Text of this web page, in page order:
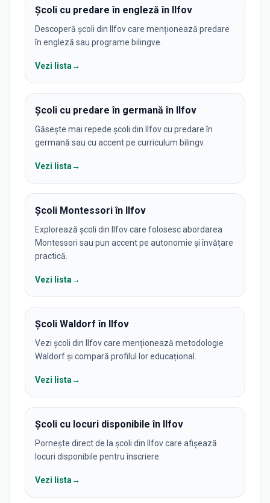
Școli cu predare în engleză în Ilfov
Descoperă școli din Ilfov care menționează predare
în engleză sau programe bilingve.
Vezi lista→
Școli cu predare în germană în Ilfov
Găsește mai repede școli din Ilfov cu predare în
germană sau cu accent pe curriculum bilingv.
Vezi lista→
Școli Montessori în Ilfov
Explorează școli din Ilfov care folosesc abordarea
Montessori sau pun accent pe autonomie și învățare
practică.
Vezi lista→
Școli Waldorf în Ilfov
Vezi școli din Ilfov care menționează metodologie
Waldorf și compară profilul lor educațional.
Vezi lista→
Școli cu locuri disponibile în Ilfov
Pornește direct de la școli din Ilfov care afișează
locuri disponibile pentru înscriere.
Vezi lista→